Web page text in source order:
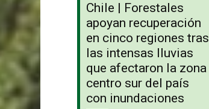
Chile | Forestales
apoyan recuperación
en cinco regiones tras
las intensas lluvias
que afectaron la zona
centro sur del país
con inundaciones